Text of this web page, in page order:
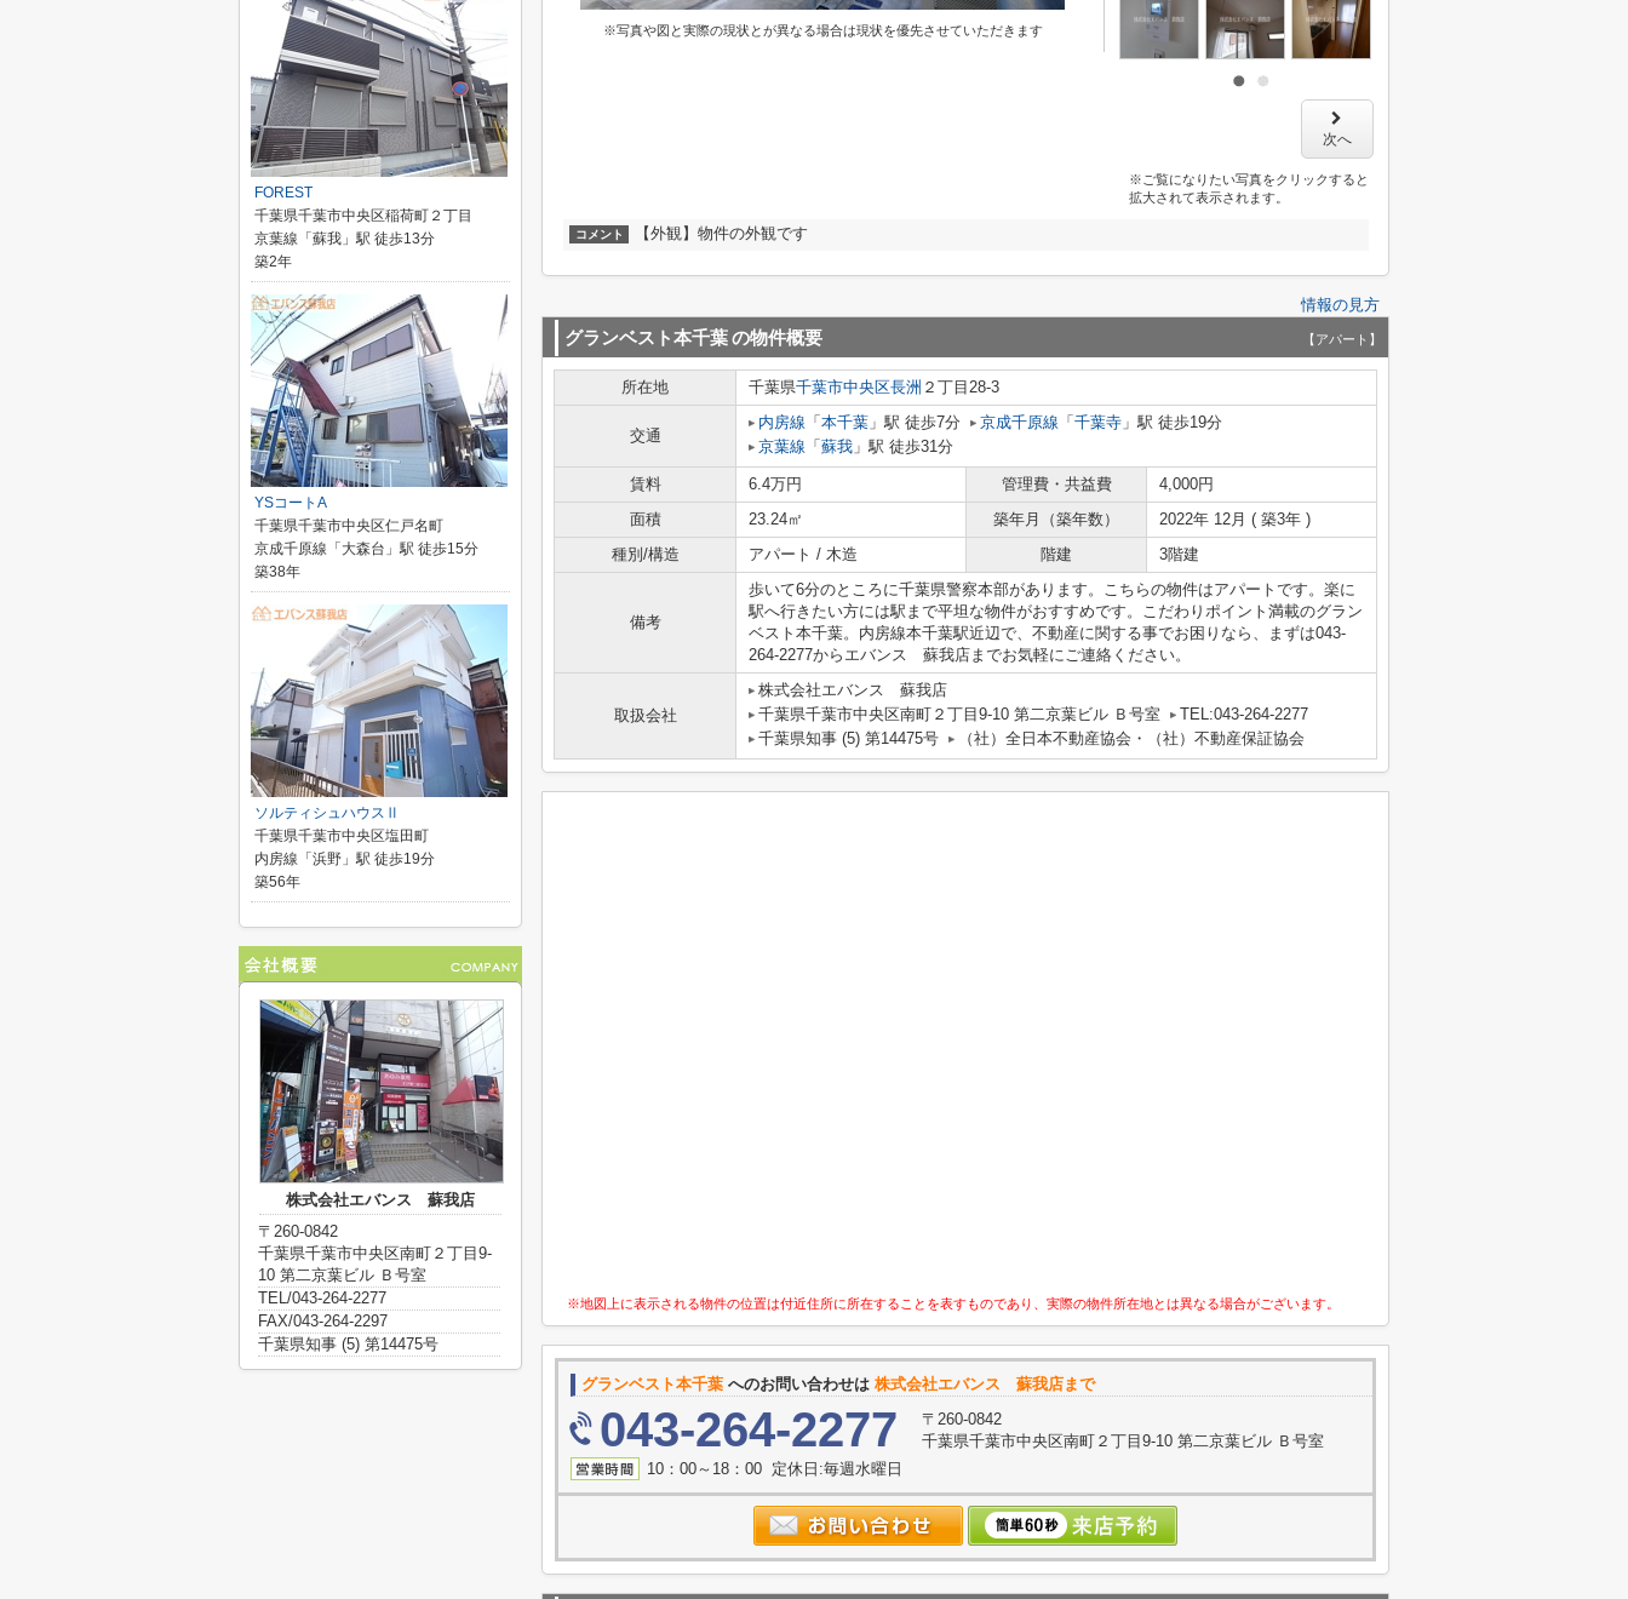
※写真や図と実際の現状とが異なる場合は現状を優先させていただきます
次へ
※ご覧になりたい写真をクリックすると
拡大されて表示されます。
コメント 【外観】物件の外観です
情報の見方
グランベスト本千葉の物件概要 【アパート】
所在地 千葉県千葉市中央区長洲 ２丁目28-3
交通
内房線 「 本千葉 」駅 徒歩7分 京成千原線 「 千葉寺 」駅 徒歩19分
京葉線 「 蘇我 」駅 徒歩31分
賃料 6.4万円 管理費・共益費
4,000円
面積
23.24㎡ 築年月（築年数）
2022年 12月 ( 築3年 )
種別/構造
アパート / 木造 階建 3階建
備考
歩いて6分のところに千葉県警察本部があります。こちらの物件はアパートです。楽に
駅へ行きたい方には駅まで平坦な物件がおすすめです。こだわりポイント満載のグラン
ベスト本千葉。内房線本千葉駅近辺で、不動産に関する事でお困りなら、まずは043-
264-2277からエバンス 蘇我店までお気軽にご連絡ください。
取扱会社
株式会社エバンス 蘇我店
千葉県千葉市中央区南町２丁目9-10 第二京葉ビル Ｂ号室
TEL:043-264-2277
千葉県知事 (5) 第14475号
（社）全日本不動産協会・（社）不動産保証協会
※地図上に表示される物件の位置は付近住所に所在することを表すものであり、実際の物件所在地とは異なる場合がございます。
グランベスト本千葉 へのお問い合わせは 株式会社エバンス 蘇我店まで
043-264-2277
〒260-0842
千葉県千葉市中央区南町２丁目9-10 第二京葉ビル Ｂ号室
10：00～18：00 定休日:毎週水曜日
FOREST
千葉県千葉市中央区稲荷町２丁目
京葉線「蘇我」駅 徒歩13分
築2年
YSコートA
千葉県千葉市中央区仁戸名町
京成千原線「大森台」駅 徒歩15分
築38年
ソルティシュハウスⅡ
千葉県千葉市中央区塩田町
内房線「浜野」駅 徒歩19分
築56年
株式会社エバンス 蘇我店
〒260-0842
千葉県千葉市中央区南町２丁目9-
10 第二京葉ビル Ｂ号室
TEL/043-264-2277
FAX/043-264-2297
千葉県知事 (5) 第14475号